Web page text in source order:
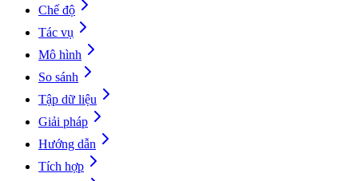
Chế độ
Tác vụ
Mô hình
So sánh
Tập dữ liệu
Giải pháp
Hướng dẫn
Tích hợp